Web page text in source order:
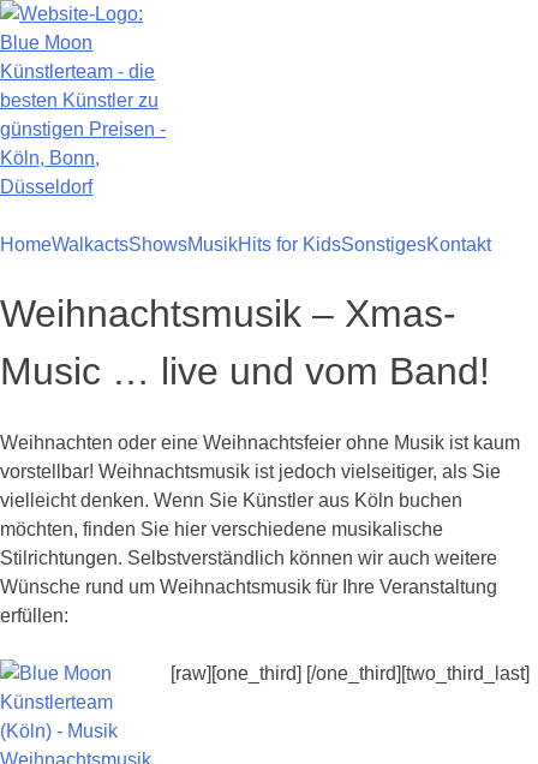
Zum
Inhalt
springen
HomeWalkactsShowsMusikHits for KidsSonstigesKontakt
Weihnachtsmusik – Xmas-
Music … live und vom Band!
Weihnachten oder eine Weihnachtsfeier ohne Musik ist kaum
vorstellbar! Weihnachtsmusik ist jedoch vielseitiger, als Sie
vielleicht denken. Wenn Sie Künstler aus Köln buchen
möchten, finden Sie hier verschiedene musikalische
Stilrichtungen. Selbstverständlich können wir auch weitere
Wünsche rund um Weihnachtsmusik für Ihre Veranstaltung
erfüllen:
[raw][one_third] [/one_third][two_third_last]